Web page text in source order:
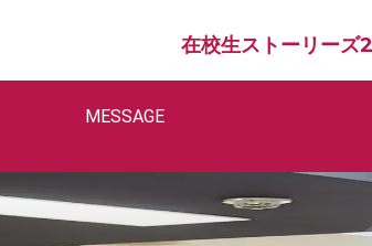
在校生ストーリー
MESSAGE